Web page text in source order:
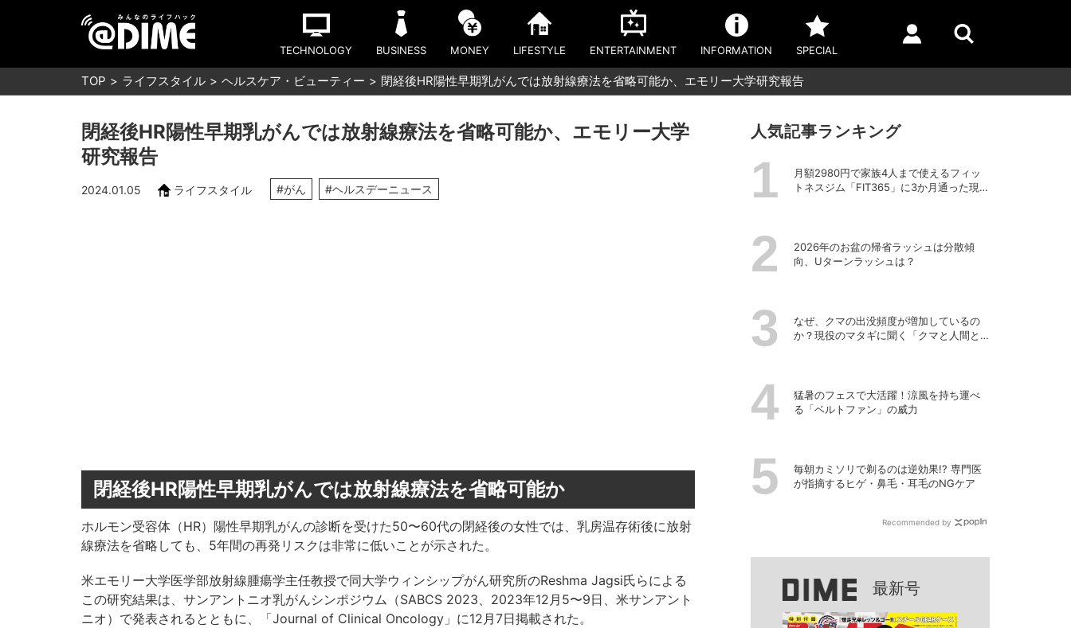
TECHNOLOGY BUSINESS MONEY LIFESTYLE ENTERTAINMENT INFORMATION SPECIAL
TOP ライフスタイル ヘルスケア・ビューティー 閉経後HR陽性早期乳がんでは放射線療法を省略可能か、エモリー大学研究報告
閉経後HR陽性早期乳がんでは放射線療法を省略可能か、エモリー大学
研究報告
2024.01.05 ライフスタイル #がん #ヘルスデーニュース
閉経後HR陽性早期乳がんでは放射線療法を省略可能か
ホルモン受容体（HR）陽性早期乳がんの診断を受けた50〜60代の閉経後の女性では、乳房温存術後に放射
線療法を省略しても、5年間の再発リスクは非常に低いことが示された。
米エモリー大学医学部放射線腫瘍学主任教授で同大学ウィンシップがん研究所のReshma Jagsi氏らによる
この研究結果は、サンアントニオ乳がんシンポジウム（SABCS 2023、2023年12月5〜9日、米サンアント
ニオ）で発表されるとともに、「Journal of Clinical Oncology」に12月7日掲載された。
人気記事ランキング
月額2980円で家族4人まで使えるフィッ
トネスジム「FIT365」に3か月通った現在
2026年のお盆の帰省ラッシュは分散傾
向、Uターンラッシュは？
なぜ、クマの出没頻度が増加しているの
か？現役のマタギに聞く「クマと人間と
猛暑のフェスで大活躍！涼風を持ち運べ
る「ベルトファン」の威力
毎朝カミソリで剃るのは逆効果!? 専門医
が指摘するヒゲ・鼻毛・耳毛のNGケア
Recommended by
最新号